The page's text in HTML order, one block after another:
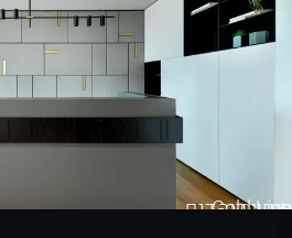
חיפוי קיר דגם
Gold Line